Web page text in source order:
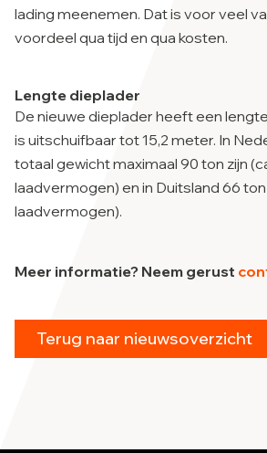
lading meenemen. Dat is voor veel
voordeel qua tijd en qua kosten.
Lengte dieplader
De nieuwe dieplader heeft een
is uitschuifbaar tot 15,2 meter. In
totaal gewicht maximaal 90 ton zijn
laadvermogen) en in Duitsland 66
laadvermogen).
Meer informatie? Neem gerust
Terug naar nieuwsoverzicht